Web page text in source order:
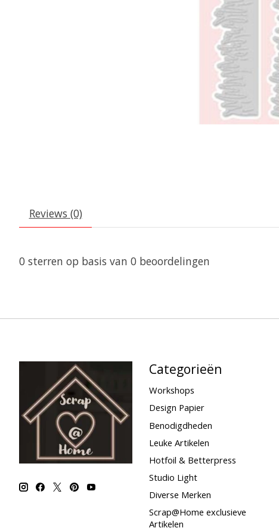
Reviews (0)
0 sterren op basis van 0 beoordelingen
Categorieën
Workshops
Design Papier
Benodigdheden
Leuke Artikelen
Hotfoil & Betterpress
Studio Light
Diverse Merken
Scrap@Home exclusieve
Artikelen